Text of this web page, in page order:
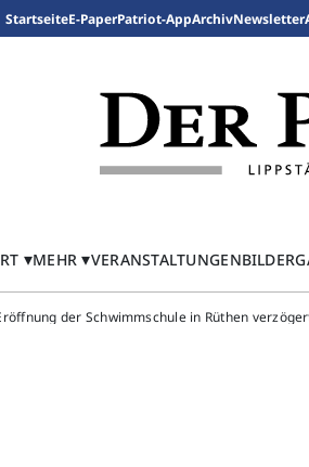
StartseiteE-PaperPatriot-AppArchivNewsletter
MEHR VERANSTALTUNGEN
der Schwimmschule in Rüthen